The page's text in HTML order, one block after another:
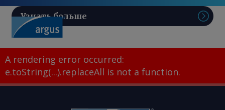
Узнать больше
A rendering error occurred:
e.toString(...).replaceAll is not a function.